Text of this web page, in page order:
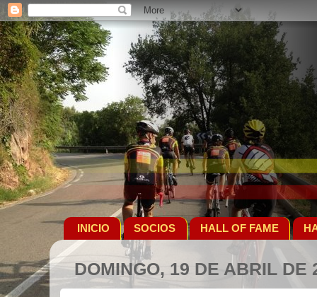
INICIO SOCIOS HALL OF FAME
DOMINGO, 19 DE ABRIL DE